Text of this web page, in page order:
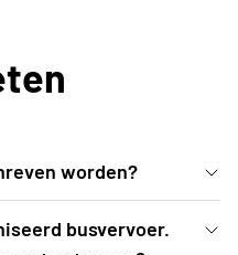
worden?
vrijdag 6 maart 2026
busvervoer.